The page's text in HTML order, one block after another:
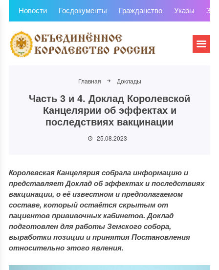
Новости Госдокументы Гражданство Указы
Главная Доклады
Часть 3 и 4. Доклад Королевской
Канцелярии об эффектах и
последствиях вакцинации
25.08.2023
Королевская Канцелярия собрала информацию и
представляет Доклад об эффектах и последствиях
вакцинации, о её известном и предполагаемом
составе, который остаётся скрытым от
пациентов прививочных кабинетов. Доклад
подготовлен для работы Земского собора,
выработки позиции и принятия Постановления
относительно этого явления.